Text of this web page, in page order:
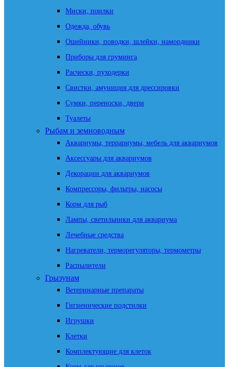
Миски, поилки
Одежда, обувь
Ошейники, поводки, шлейки, намордники
Приборы для груминга
Расчески, пуходерки
Свистки, амуниция для дрессировки
Сумки, переноски, двери
Туалеты
Рыбам и земноводным
Аквариумы, террариумы, мебель для аквариумов
Аксессуары для аквариумов
Декорации для аквариумов
Компрессоры, фильтры, насосы
Корм для рыб
Лампы, светильники для аквариума
Лечебные средства
Нагреватели, терморегуляторы, термометры
Распылители
Грызунам
Ветеринарные препараты
Гигиенические подстилки
Игрушки
Клетки
Комплектующие для клеток